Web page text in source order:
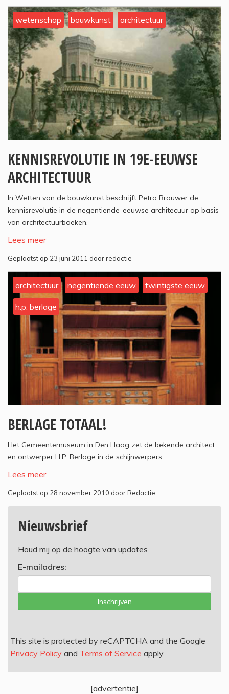
wetenschap bouwkunst architectuur
KENNISREVOLUTIE IN 19E-EEUWSE
ARCHITECTUUR
In Wetten van de bouwkunst beschrijft Petra Brouwer de
kennisrevolutie in de negentiende-eeuwse architecuur op basis
van architectuurboeken.
Lees meer
Geplaatst op 23 juni 2011 door redactie
architectuur negentiende eeuw twintigste eeuw
h.p. berlage
BERLAGE TOTAAL!
Het Gemeentemuseum in Den Haag zet de bekende architect
en ontwerper H.P. Berlage in de schijnwerpers.
Lees meer
Geplaatst op 28 november 2010 door Redactie
Nieuwsbrief
Houd mij op de hoogte van updates
E-mailadres:
Inschrijven
This site is protected by reCAPTCHA and the Google
Privacy Policy and Terms of Service apply.
[advertentie]